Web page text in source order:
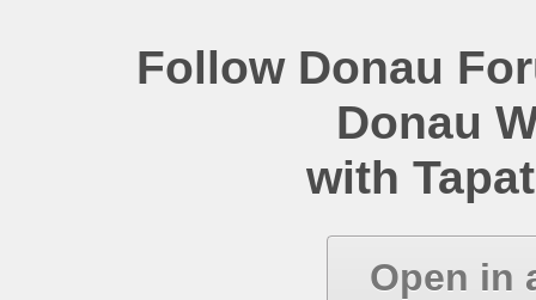
Follow Donau
Donau
with
Open in